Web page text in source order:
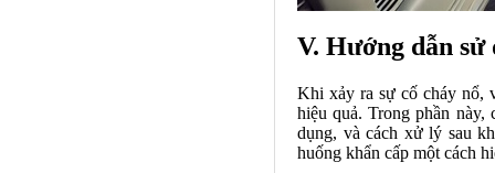
V. Hướng dẫn
Khi xảy ra sự cố cháy nổ,
hiệu quả. Trong phần
dụng, và cách xử lý sau
huống khẩn cấp một cách